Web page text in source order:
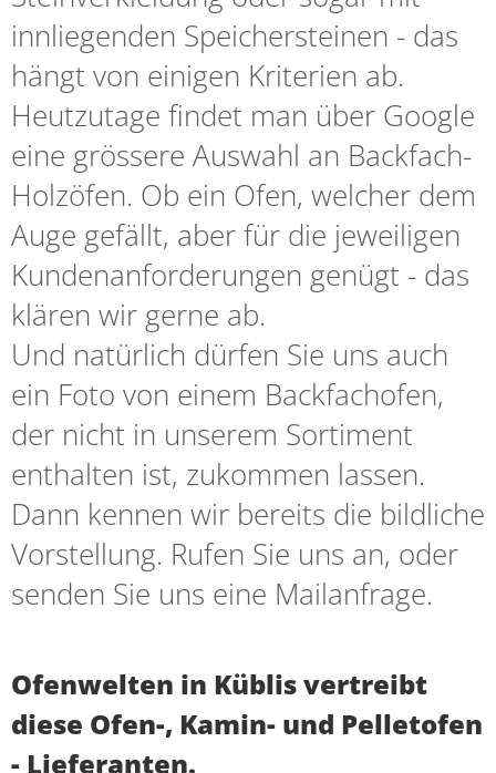
innliegenden Speichersteinen - das
hängt von einigen Kriterien ab.
Heutzutage findet man über Google
eine grössere Auswahl an Backfach-
Holzöfen. Ob ein Ofen, welcher dem
Auge gefällt, aber für die jeweiligen
Kundenanforderungen genügt - das
klären wir gerne ab.
Und natürlich dürfen Sie uns auch
ein Foto von einem Backfachofen,
der nicht in unserem Sortiment
enthalten ist, zukommen lassen.
Dann kennen wir bereits die bildliche
Vorstellung. Rufen Sie uns an, oder
senden Sie uns eine Mailanfrage.
Ofenwelten in Küblis vertreibt
diese Ofen-, Kamin- und Pelletofen
- Lieferanten.